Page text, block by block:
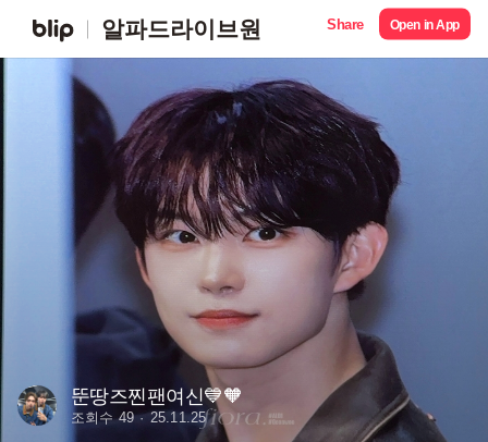
알파드라이브원 Share Open in App
뚠땅즈찐팬여신💙🧡
조회수 49 25.11.25